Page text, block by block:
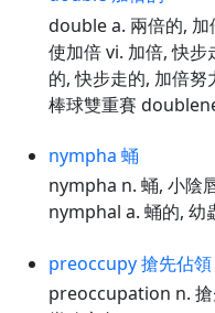
double a. 兩倍的, 加
使加倍 vi. 加倍, 快
的, 快步走的, 加倍
棒球雙重賽
nympha 蛹
nympha n. 蛹, 小陰
nymphal a. 蛹的, 幼
preoccupy 搶先佔領
preoccupation n. 搶